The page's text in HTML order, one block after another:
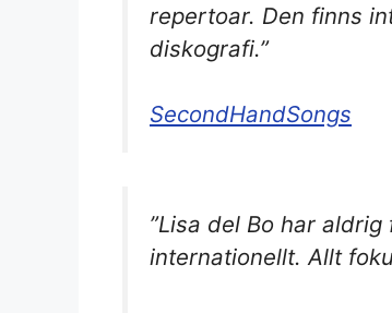
repertoar. Den finns
diskografi.”
SecondHandSongs
”Lisa del Bo har
internationellt. Allt